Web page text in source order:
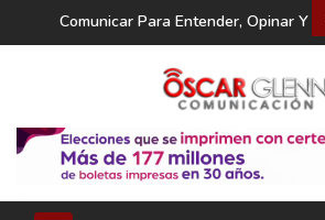
Comunicar Para Entender, Opinar Y